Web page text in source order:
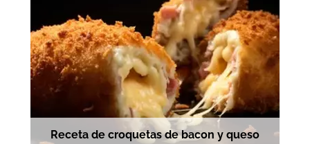
Receta de croquetas de bacon y queso